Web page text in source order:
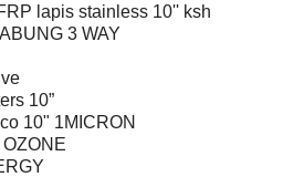
lapis stainless 10'' ksh
3 WAY
10”
10" 1MICRON